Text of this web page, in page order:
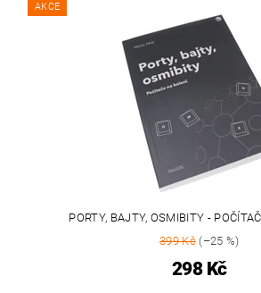
AKCE
PORTY, BAJTY, OSMIBITY -
399 Kč(–25 %)
298 Kč